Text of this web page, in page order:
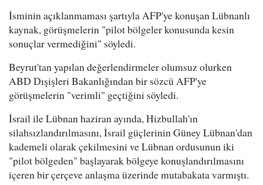
İsminin açıklanmaması şartıyla AFP'ye konuşan Lübnanlı
kaynak, görüşmelerin "pilot bölgeler konusunda kesin
sonuçlar vermediğini" söyledi.
Beyrut'tan yapılan değerlendirmeler olumsuz olurken
ABD Dışişleri Bakanlığından bir sözcü AFP'ye
görüşmelerin "verimli" geçtiğini söyledi.
İsrail ile Lübnan haziran ayında, Hizbullah'ın
silahsızlandırılmasını, İsrail güçlerinin Güney Lübnan'dan
kademeli olarak çekilmesini ve Lübnan ordusunun iki
"pilot bölgeden" başlayarak bölgeye konuşlandırılmasını
içeren bir çerçeve anlaşma üzerinde mutabakata varmıştı.